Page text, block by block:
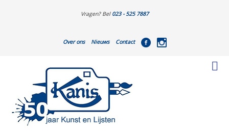
Vragen? Bel 023 - 525 7887
Over ons Nieuws Contact